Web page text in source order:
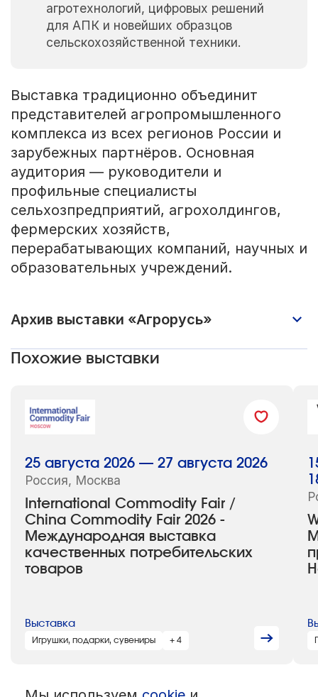
агротехнологий, цифровых решений
для АПК и новейших образцов
сельскохозяйственной техники.
Выставка традиционно объединит
представителей агропромышленного
комплекса из всех регионов России и
зарубежных партнёров. Основная
аудитория — руководители и
профильные специалисты
сельхозпредприятий, агрохолдингов,
фермерских хозяйств,
перерабатывающих компаний, научных и
образовательных учреждений.
Архив выставки «Агрорусь»
Свыше 100 компаний и научных
организаций из России, Беларуси и
Более 3000 специалистов
агропромышленного сектора
Участие представителей сетей,
закупочных союзов, отраслевых
ассоциаций и региональных делегаций
2023 год
Похожие выставки
International Commodity Fair /
China Commodity Fair 2026 -
Международная выставка
качественных потребительских
товаров
25 августа 2026 — 27 августа 2026
Россия, Москва
Выставка
Игрушки, подарки, сувениры + 4